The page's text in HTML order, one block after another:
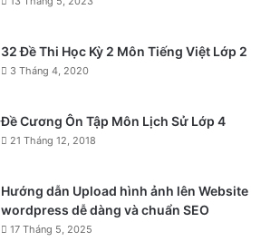
32 Đề Thi Học Kỳ 2 Môn Tiếng Việt Lớp 2
3 Tháng 4, 2020
Đề Cương Ôn Tập Môn Lịch Sử Lớp 4
21 Tháng 12, 2018
Hướng dẫn Upload hình ảnh lên Website
wordpress dễ dàng và chuẩn SEO
17 Tháng 5, 2025